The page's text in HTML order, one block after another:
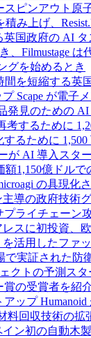
ピンアウト原
積み上げ、
国政府の AI
、Filmustage
グを始めるとき
を短縮する英
Scape が電
発見のための
考するために
るために
が AI 導入スタ
額1,150億ドル
の具現化
主導の政府技術
ライチェーン
スに初投資、
活用したファ
で実証された防
クトの予測スタ
の受賞者を紹
ップ
料回収技術の拡
ン初の自動木